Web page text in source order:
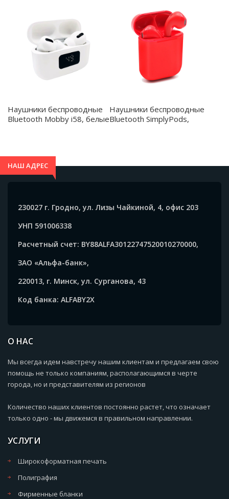
Наушники беспроводные
Bluetooth Mobby i58, белые
Наушники беспроводные
Bluetooth SimplyPods,
НАШ АДРЕС
230027 г. Гродно, ул. Лизы Чайкиной, 4, офис 203
УНП 591006338
Расчетный счет: BY88ALFA30122747520010270000,
ЗАО «Альфа-банк»,
220013, г. Минск, ул. Сурганова, 43
Код банка: ALFABY2X
О НАС
Мы всегда идем навстречу нашим клиентам и предлагаем свою
помощь не только компаниям, располагающимся в черте
города, но и представителям из регионов
Количество наших клиентов постоянно растет, что означает
только одно - мы движемся в правильном направлении.
УСЛУГИ
Широкоформатная печать
Полиграфия
Фирменные бланки